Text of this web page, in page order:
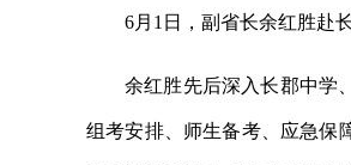
6月1日，副省长余红胜赴
余红胜先后深入长郡中学
组考安排、师生备考、应急保